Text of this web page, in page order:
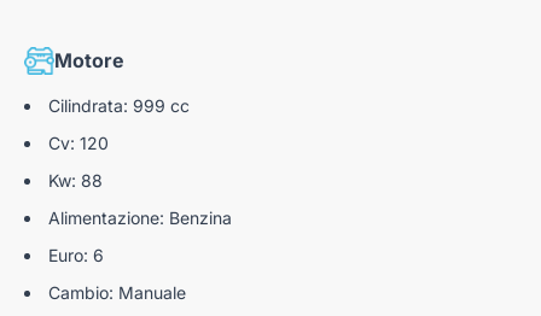
Motore
Cilindrata: 999 cc
Cv: 120
Kw: 88
Alimentazione: Benzina
Euro: 6
Cambio: Manuale